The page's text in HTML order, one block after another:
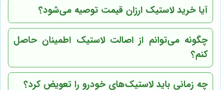
آیا خرید لاستیک ارزان قیمت توصیه می‌شود؟
چگونه می‌توانم از اصالت لاستیک اطمینان حاصل
کنم؟
چه زمانی باید لاستیک‌های خودرو را تعویض کرد؟